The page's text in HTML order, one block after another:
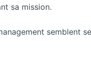
sa mission.
semblent